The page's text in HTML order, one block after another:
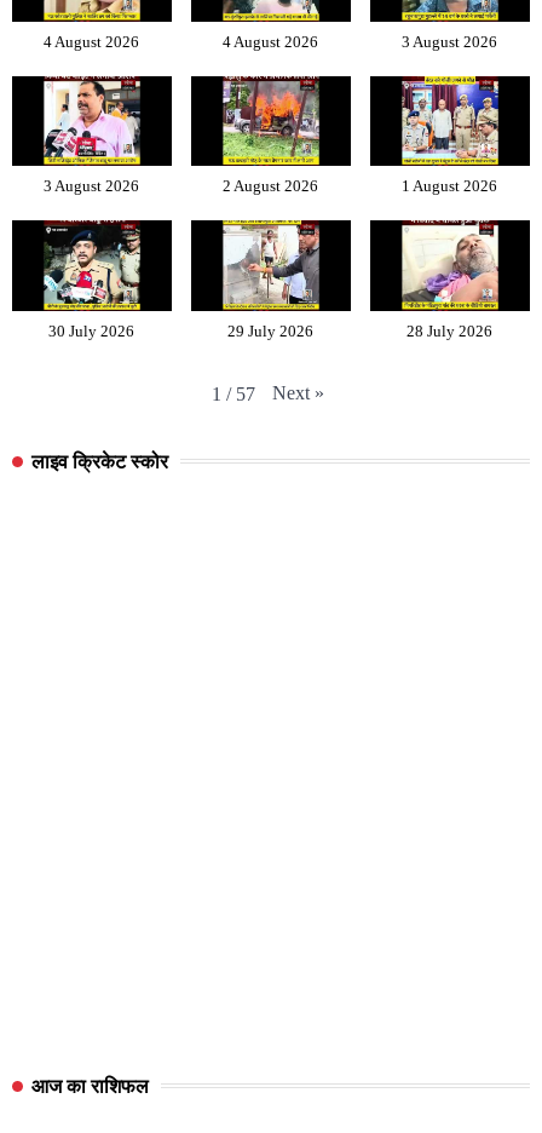
4 August 2026 4 August 2026 3 August 2026
3 August 2026 2 August 2026 1 August 2026
30 July 2026 29 July 2026 28 July 2026
1 / 57 Next »
लाइव क्रिकेट स्कोर
आज का राशिफल